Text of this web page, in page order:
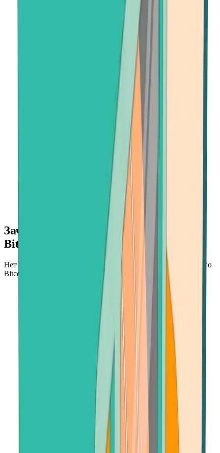
Зачем продавать Bitcoin на
Bitcoin.com?
Нет более быстрого и безопасного места для продажи вашего
Bitcoin.